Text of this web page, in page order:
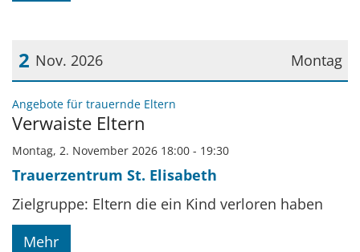
Montag
2 Nov. 2026
Datum: 2. November 2026
Angebote für trauernde Eltern
Verwaiste Eltern
Montag, 2. November 2026 18:00 - 19:30
Trauerzentrum St. Elisabeth
Zielgruppe: Eltern die ein Kind verloren haben
Mehr